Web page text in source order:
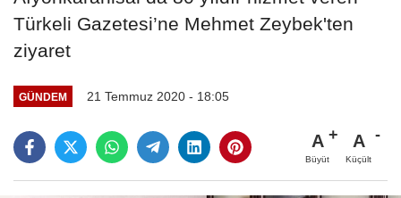
Türkeli Gazetesi’ne Mehmet Zeybek'ten
ziyaret
GÜNDEM 21 Temmuz 2020 - 18:05
A
Büyüt
A
Küçült